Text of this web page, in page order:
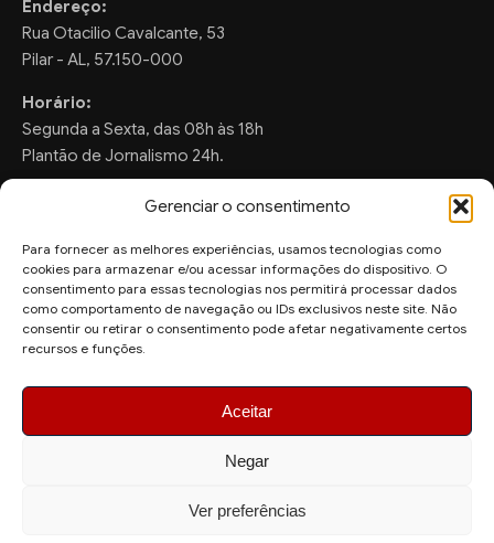
Gerenciar o consentimento
Para fornecer as melhores experiências, usamos tecnologias como
cookies para armazenar e/ou acessar informações do dispositivo. O
consentimento para essas tecnologias nos permitirá processar dados
como comportamento de navegação ou IDs exclusivos neste site. Não
consentir ou retirar o consentimento pode afetar negativamente certos
recursos e funções.
Aceitar
Negar
Ver preferências
Endereço:
Rua Otacilio Cavalcante, 53
Pilar - AL, 57.150-000
Horário:
Segunda a Sexta, das 08h às 18h
Plantão de Jornalismo 24h.
FALE CONOSCO
Sugestões de Pauta:
ronaldo.valentim150@gmail.com
© 2026 AquiAgora - Todos os direitos reservados.